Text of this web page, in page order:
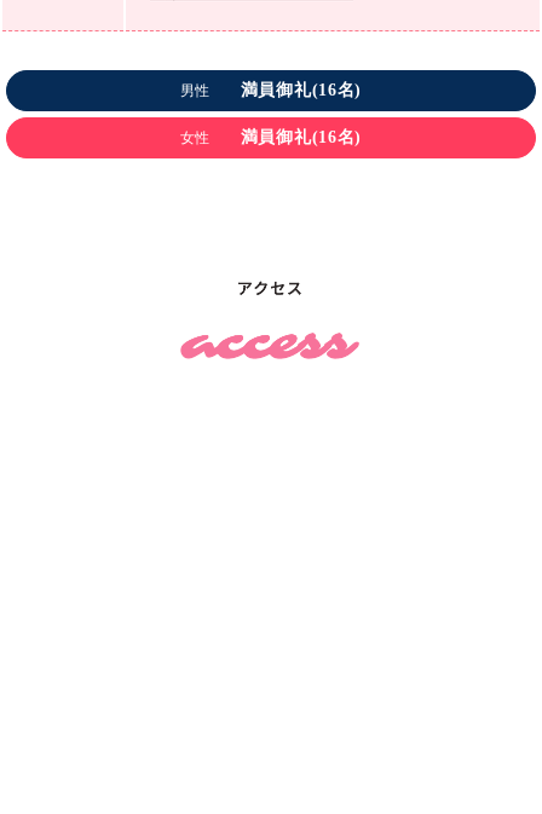
男性 満員御礼(16名)
女性 満員御礼(16名)